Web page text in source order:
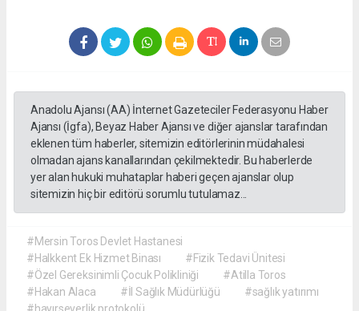
Anadolu Ajansı (AA) İnternet Gazeteciler Federasyonu Haber
Ajansı (İgfa), Beyaz Haber Ajansı ve diğer ajanslar tarafından
eklenen tüm haberler, sitemizin editörlerinin müdahalesi
olmadan ajans kanallarından çekilmektedir. Bu haberlerde
yer alan hukuki muhataplar haberi geçen ajanslar olup
sitemizin hiç bir editörü sorumlu tutulamaz...
#Mersin Toros Devlet Hastanesi
#Halkkent Ek Hizmet Binası
#Fizik Tedavi Ünitesi
#Özel Gereksinimli Çocuk Polikliniği
#Atilla Toros
#Hakan Alaca
#İl Sağlık Müdürlüğü
#sağlık yatırımı